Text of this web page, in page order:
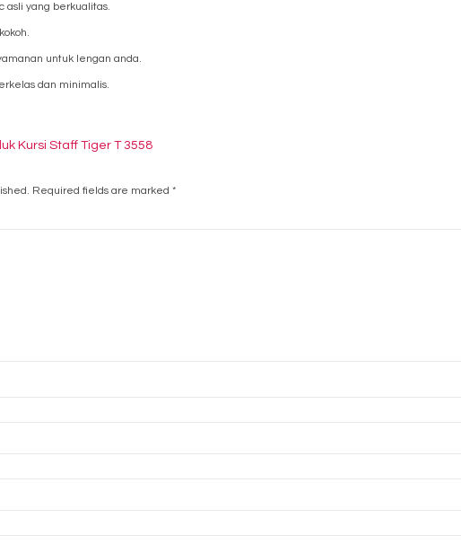
asli yang berkualitas.
untuk lengan anda.
dan minimalis.
Kursi Staff Tiger T 3558
Required fields are marked *